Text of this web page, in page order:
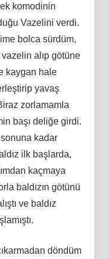
komodinin
Vazelini verdi.
bolca sürdüm,
alıp götüne
kaygan hale
yavaş
zorlamamla
başı deliğe girdi.
kadar
ilk başlarda,
kaçmaya
baldızın götünü
ve baldız
döndüm